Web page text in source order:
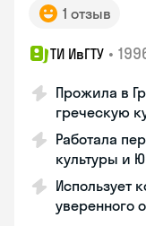
1 отзыв
ТИ ИвГТУ •
Прожила в
греческую
Работала
культуры и
Использует
уверенного